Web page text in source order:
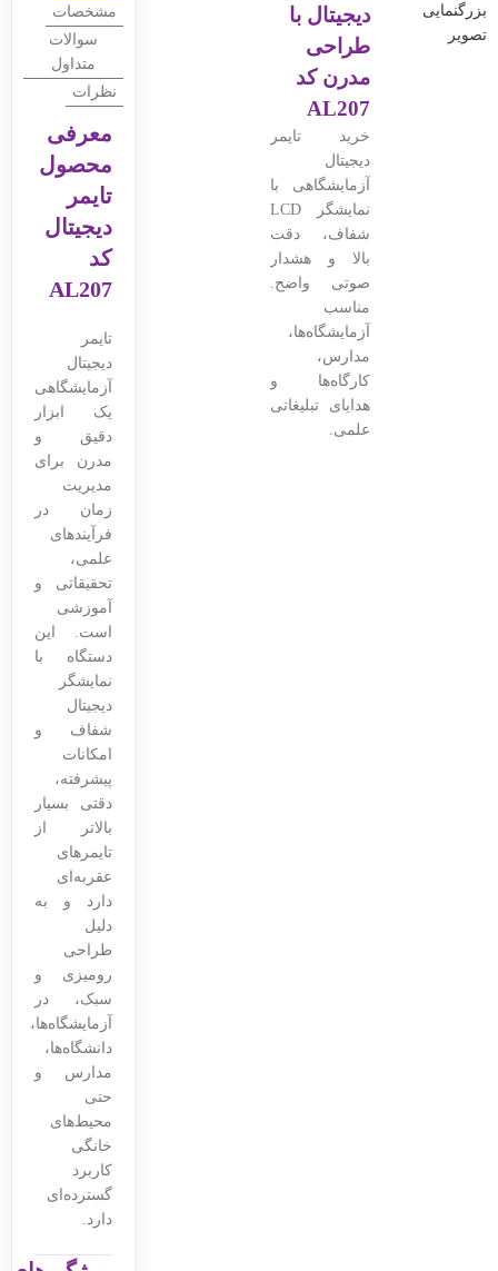
بزرگنمایی
تصویر
دیجیتال با
طراحی
مدرن کد
AL207
خرید تایمر
دیجیتال
آزمایشگاهی با
نمایشگر LCD
شفاف، دقت
بالا و هشدار
صوتی واضح.
مناسب
آزمایشگاه‌ها،
مدارس،
کارگاه‌ها و
هدایای تبلیغاتی
علمی.
مشخصات
سوالات
متداول
نظرات
معرفی
محصول
تایمر
دیجیتال
کد
AL207
تایمر
دیجیتال
آزمایشگاهی
یک ابزار
دقیق و
مدرن برای
مدیریت
زمان در
فرآیندهای
علمی،
تحقیقاتی و
آموزشی
است. این
دستگاه با
نمایشگر
دیجیتال
شفاف و
امکانات
پیشرفته،
دقتی بسیار
بالاتر از
تایمرهای
عقربه‌ای
دارد و به
دلیل
طراحی
رومیزی و
سبک، در
آزمایشگاه‌ها،
دانشگاه‌ها،
مدارس و
حتی
محیط‌های
خانگی
کاربرد
گسترده‌ای
دارد.